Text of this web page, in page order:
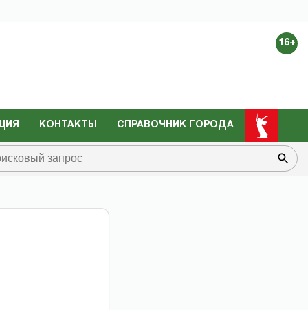
16+
КОНТАКТЫ СПРАВОЧНИК ГОРОДА